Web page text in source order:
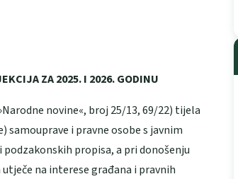
ZA 2025. I 2026. GODINU
novine«, broj 25/13, 69/22) tijela
samouprave i pravne osobe s javnim
propisa, a pri donošenju
na interese građana i pravnih